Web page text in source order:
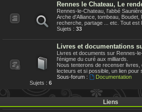
Rennes le Chateau, Le
Rennes-le-Chateau, l'abbé
Arche d'Alliance, tombeau, Boudet,
recherche, partage ... etc. Tout est
Sujets : 33
Livres et documentations
Livres et documents sur Rennes-
l'énigme du curé aux milliards.
Nous tenterons de recenser
lecteurs et si possible, un lien pour
Sous-forum :
Documentation
Sujets : 6
Liens